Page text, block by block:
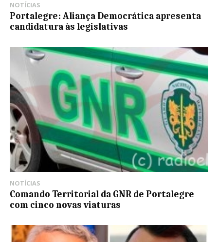
NOTÍCIAS
Portalegre: Aliança Democrática apresenta
candidatura às legislativas
NOTÍCIAS
Comando Territorial da GNR de Portalegre
com cinco novas viaturas